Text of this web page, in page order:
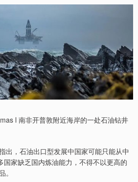
l 南非开普敦附近海岸的一处石油钻井
，石油出口型发展中国家可能只能从中
国家缺乏国内炼油能力，不得不以更高的
。